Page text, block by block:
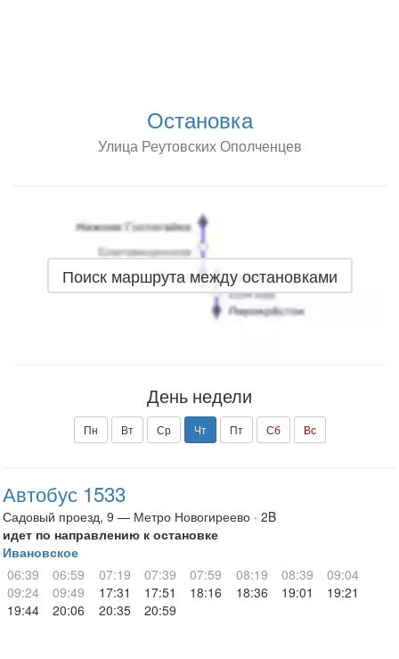
Остановка
Улица Реутовских Ополченцев
Поиск маршрута между остановками
День недели
Пн Вт Ср Чт Пт Сб Вс
Автобус 1533
Садовый проезд, 9 — Метро Новогиреево · 2B
идет по направлению к остановке
Ивановское
06:39
06:59 07:19 07:39 07:59 08:19 08:39
09:04
09:24
09:49 17:31 17:51 18:16 18:36 19:01
19:21
19:44
20:06 20:35 20:59